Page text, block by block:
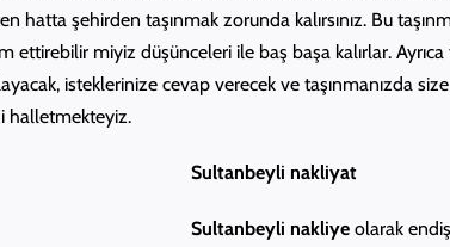
hatta şehirden taşınmak zorunda kalırsınız. Bu
ettirebilir miyiz düşünceleri ile baş başa kalırlar.
isteklerinize cevap verecek ve taşınmanızda
halletmekteyiz.
Sultanbeyli nakliyat
Sultanbeyli nakliye olarak